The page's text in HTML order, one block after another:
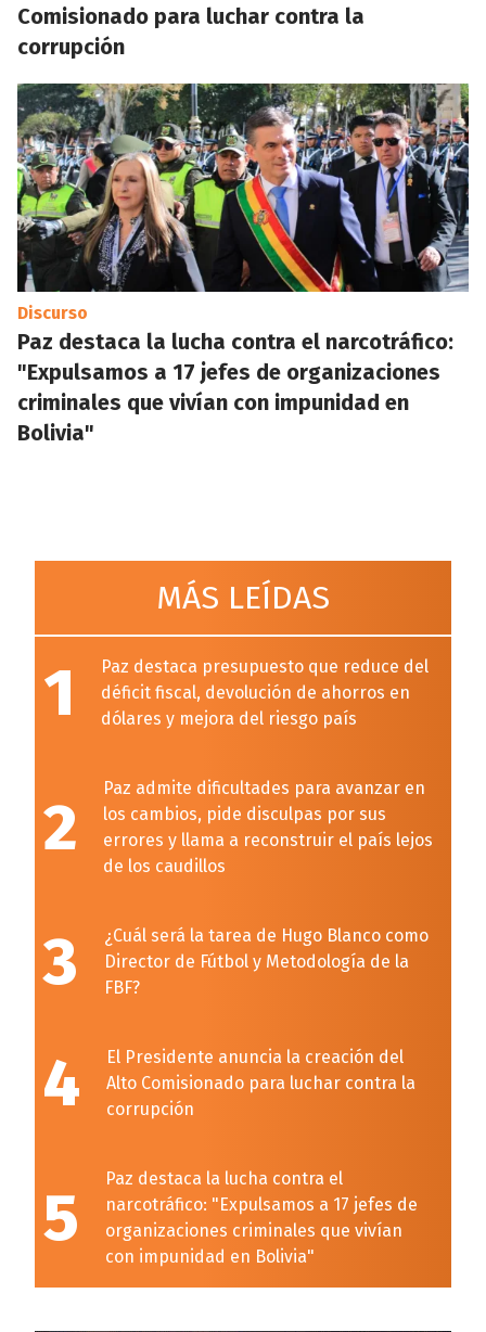
Comisionado para luchar contra la
corrupción
Discurso
Paz destaca la lucha contra el narcotráfico:
"Expulsamos a 17 jefes de organizaciones
criminales que vivían con impunidad en
Bolivia"
MÁS LEÍDAS
1
Paz destaca presupuesto que reduce del
déficit fiscal, devolución de ahorros en
dólares y mejora del riesgo país
2
Paz admite dificultades para avanzar en
los cambios, pide disculpas por sus
errores y llama a reconstruir el país lejos
de los caudillos
3
¿Cuál será la tarea de Hugo Blanco como
Director de Fútbol y Metodología de la
FBF?
4
El Presidente anuncia la creación del
Alto Comisionado para luchar contra la
corrupción
5
Paz destaca la lucha contra el
narcotráfico: "Expulsamos a 17 jefes de
organizaciones criminales que vivían
con impunidad en Bolivia"